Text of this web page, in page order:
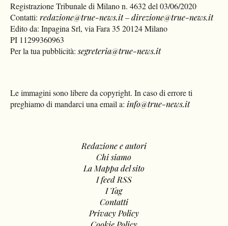
Registrazione Tribunale di Milano n. 4632 del 03/06/2020
Contatti:redazione@true-news.it–direzione@true-news.it
Edito da: Inpagina Srl, via Fara 35 20124 Milano
PI 11299360963
Per la tua pubblicità:segreteria@true-news.it
Le immagini sono libere da copyright. In caso di errore ti
preghiamo di mandarci una email a: info@true-news.it
Redazione e autori
Chi siamo
La Mappa del sito
I feed RSS
I Tag
Contatti
Privacy Policy